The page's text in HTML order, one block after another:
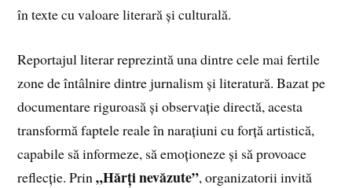
în texte cu valoare literară și culturală.
Reportajul literar reprezintă una dintre cele mai fertile
zone de întâlnire dintre jurnalism și literatură. Bazat pe
documentare riguroasă și observație directă, acesta
transformă faptele reale în narațiuni cu forță artistică,
capabile să informeze, să emoționeze și să provoace
reflecție. Prin„Hărți nevăzute”, organizatorii invită